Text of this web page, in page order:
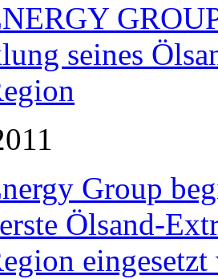
seines
Group
Ölsand-